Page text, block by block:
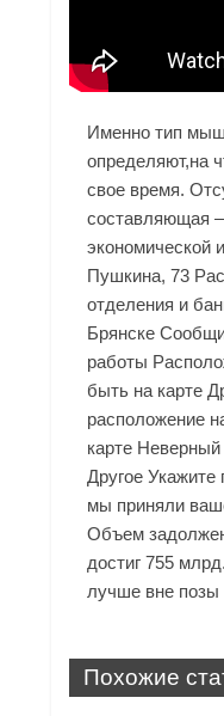
Именно тип
определяют,на
свое время.
составляющая
экономической
Пушкина, 73
отделения и
Брянске
работы
быть на карте
расположение
карте
Другое
мы приняли
Объем
достиг 755
лучше вне позы
Похожие